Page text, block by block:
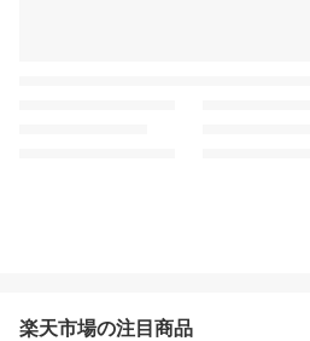
楽天市場の注目商品